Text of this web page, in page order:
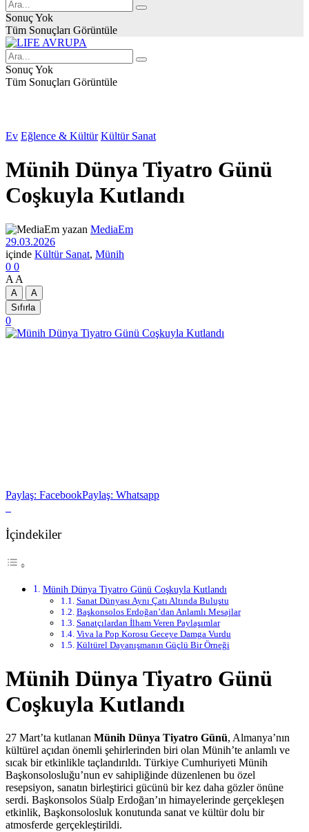
Sonuç Yok
Tüm Sonuçları Görüntüle
Sonuç Yok
Tüm Sonuçları Görüntüle
Ev Eğlence & Kültür Kültür Sanat
Münih Dünya Tiyatro Günü
Coşkuyla Kutlandı
yazan MediaEm
29.03.2026
içinde Kültür Sanat, Münih
0 0
A A
A
A
Sıfırla
0
Paylaş: FacebookPaylaş: Whatsapp
İçindekiler
Münih Dünya Tiyatro Günü Coşkuyla Kutlandı
Sanat Dünyası Aynı Çatı Altında Buluştu
Başkonsolos Erdoğan’dan Anlamlı Mesajlar
Sanatçılardan İlham Veren Paylaşımlar
Viva la Pop Korosu Geceye Damga Vurdu
Kültürel Dayanışmanın Güçlü Bir Örneği
Münih Dünya Tiyatro Günü
Coşkuyla Kutlandı
27 Mart’ta kutlanan Münih Dünya Tiyatro Günü, Almanya’nın
kültürel açıdan önemli şehirlerinden biri olan Münih’te anlamlı ve
sıcak bir etkinlikle taçlandırıldı. Türkiye Cumhuriyeti Münih
Başkonsolosluğu’nun ev sahipliğinde düzenlenen bu özel
resepsiyon, sanatın birleştirici gücünü bir kez daha gözler önüne
serdi. Başkonsolos Süalp Erdoğan’ın himayelerinde gerçekleşen
etkinlik, Başkonsolosluk konutunda sanat ve kültür dolu bir
atmosferde gerçekleştirildi.